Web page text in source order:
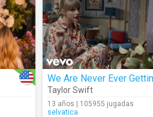
Taylor Swift
13 años | 105955 jugadas
selvatica